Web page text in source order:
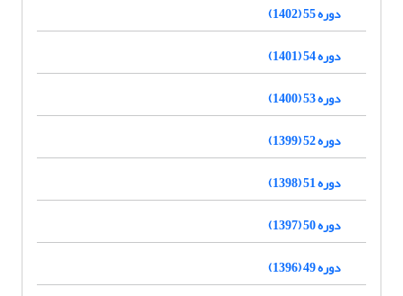
دوره 55 (1402)
دوره 54 (1401)
دوره 53 (1400)
دوره 52 (1399)
دوره 51 (1398)
دوره 50 (1397)
دوره 49 (1396)